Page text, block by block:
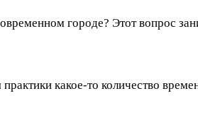
городе? Этот вопрос
какое-то количество